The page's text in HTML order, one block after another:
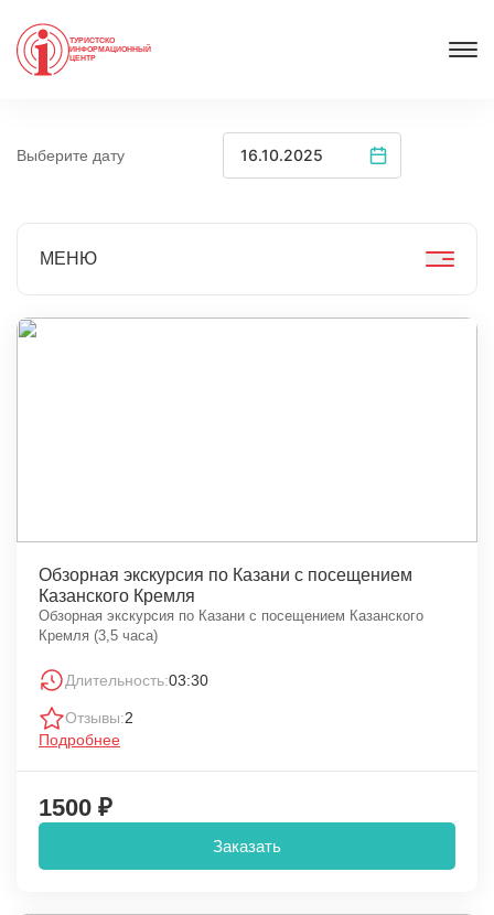
ТУРИСТСКО
ИНФОРМАЦИОННЫЙ
ЦЕНТР
Выберите дату
МЕНЮ
Обзорная экскурсия по Казани с посещением
Казанского Кремля
Обзорная экскурсия по Казани с посещением Казанского
Кремля (3,5 часа)
Длительность:03:30
Отзывы:2
Подробнее
1500 ₽
Заказать